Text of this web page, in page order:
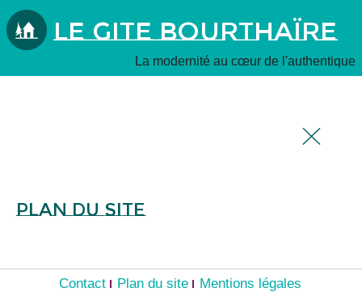
Le Gite Bourthaïre
La modernité au cœur de l'authentique
Plan du site
Contact Plan du site Mentions légales